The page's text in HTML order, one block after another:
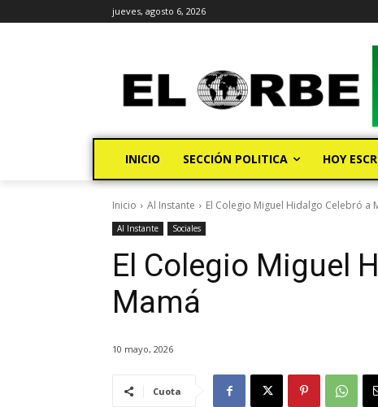
jueves, agosto 6, 2026
INICIO SECCIÓN POLITICA HOY
Inicio Al Instante El Colegio Miguel Hidalgo Celebró a
Al Instante Sociales
El Colegio Miguel
Mamá
10 mayo, 2026
Cuota